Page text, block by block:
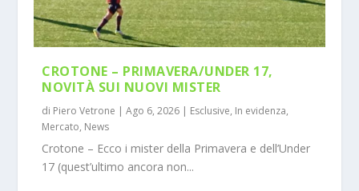
CROTONE – PRIMAVERA/UNDER 17,
NOVITÀ SUI NUOVI MISTER
di Piero Vetrone |Ago 6, 2026 | Esclusive, In evidenza,
Mercato, News
Crotone – Ecco i mister della Primavera e dell’Under
17 (quest’ultimo ancora non...